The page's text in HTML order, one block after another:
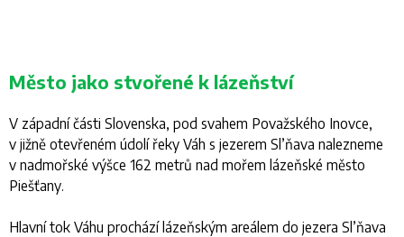
Město jako stvořené k lázeňství
V západní části Slovenska, pod svahem Považského Inovce,
v jižně otevřeném údolí řeky Váh s jezerem Sl’ňava nalezneme
v nadmořské výšce 162 metrů nad mořem lázeňské město
Piešťany.
Hlavní tok Váhu prochází lázeňským areálem do jezera Sl’ňava